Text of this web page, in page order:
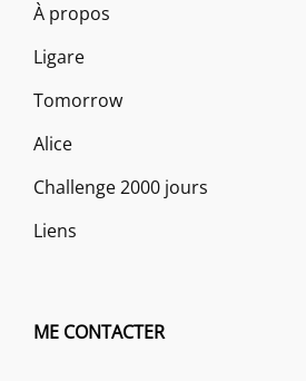
À propos
Ligare
Tomorrow
Alice
Challenge 2000 jours
Liens
ME CONTACTER